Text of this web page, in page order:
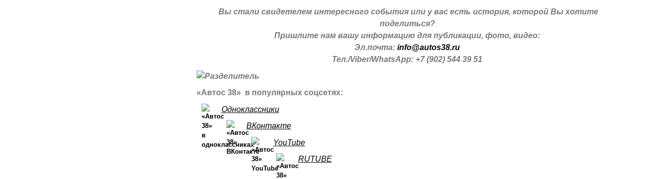
Вы стали свидетелем интересного события или у вас есть история, которой Вы хотите
поделиться?
Пришлите нам вашу информацию для публикации, фото, видео:
Эл.почта:info@autos38.ru
Тел./Viber/WhatsApp: +7 (902) 544 39 51
«Автос 38» в популярных соцсетях:
Одноклассники
ВКонтакте
YouTube
RUTUBE